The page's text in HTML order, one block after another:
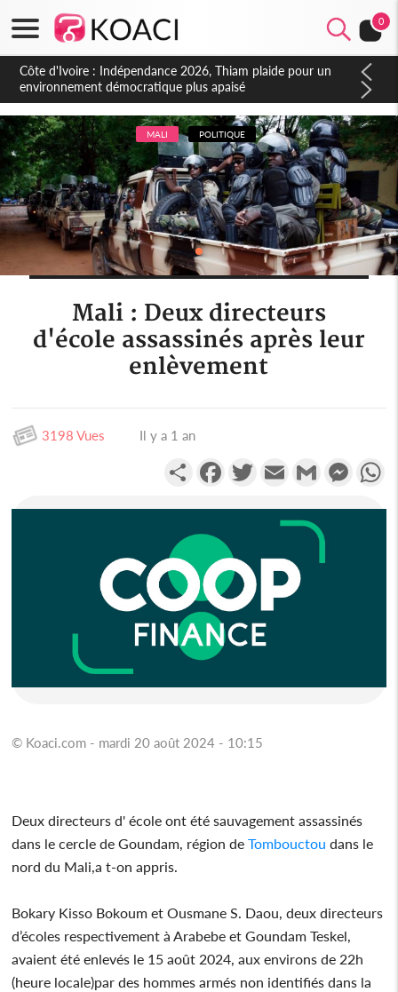
0
Côte d'Ivoire : Concours INFAS 2026, les convocations
seront disponibles à compter du samedi
MALI POLITIQUE
Mali : Deux directeurs
d'école assassinés après leur
enlèvement
3198 Vues Il y a 1 an
PartagerFacebookTwitterEmail Gmail
© Koaci.com - mardi 20 août 2024 - 10:15
Deux directeurs d' école ont été sauvagement assassinés
dans le cercle de Goundam, région deTombouctou dans le
nord du Mali,a t-on appris.
Bokary Kisso Bokoum et Ousmane S. Daou, deux directeurs
d’écoles respectivement à Arabebe et Goundam Teskel,
avaient été enlevés le 15 août 2024, aux environs de 22h
(heure locale)par des hommes armés non identifiés dans la